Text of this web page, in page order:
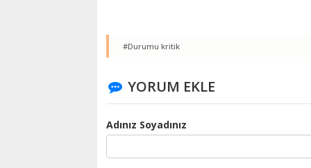
#Durumu kritik
YORUM EKLE
Adınız Soyadınız